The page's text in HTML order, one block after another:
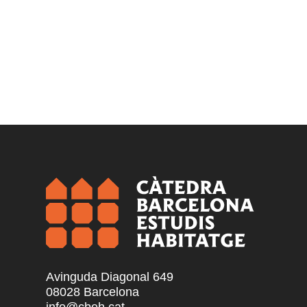
Avinguda Diagonal 649
08028 Barcelona